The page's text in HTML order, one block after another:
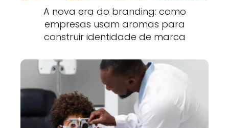
A nova era do branding: como
empresas usam aromas para
construir identidade de marca